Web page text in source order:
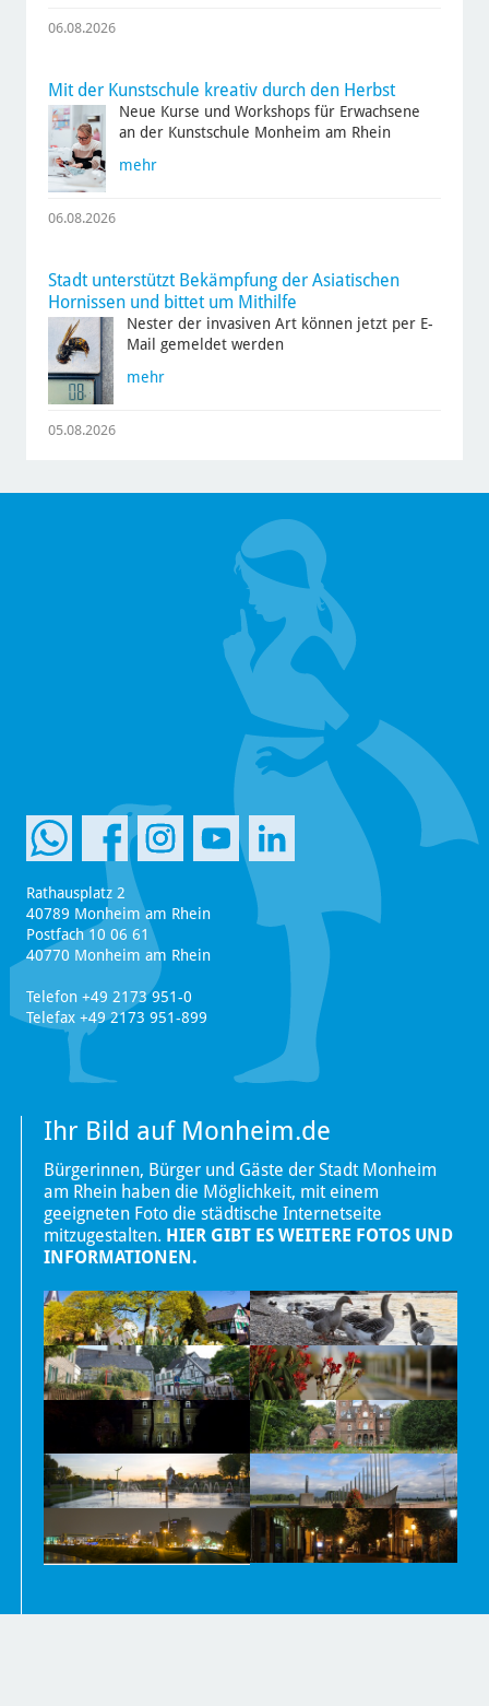
06.08.2026
Mit der Kunstschule kreativ durch den Herbst
Neue Kurse und Workshops für Erwachsene
an der Kunstschule Monheim am Rhein
mehr
06.08.2026
Stadt unterstützt Bekämpfung der Asiatischen
Hornissen und bittet um Mithilfe
Nester der invasiven Art können jetzt per E-
Mail gemeldet werden
mehr
05.08.2026
Rathausplatz 2
40789 Monheim am Rhein
Postfach 10 06 61
40770 Monheim am Rhein
Telefon +49 2173 951-0
Telefax +49 2173 951-899
Ihr Bild auf Monheim.de
Bürgerinnen, Bürger und Gäste der Stadt Monheim
am Rhein haben die Möglichkeit, mit einem
geeigneten Foto die städtische Internetseite
mitzugestalten. HIER GIBT ES WEITERE FOTOS UND
INFORMATIONEN.